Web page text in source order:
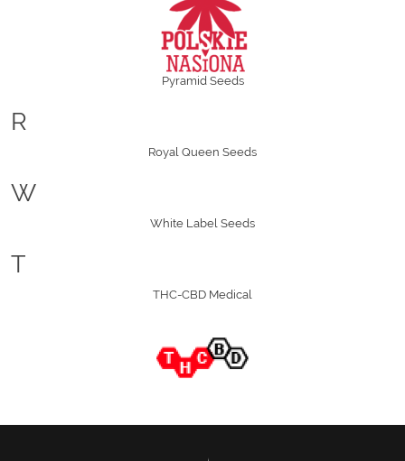
Pyramid Seeds
R
Royal Queen Seeds
W
White Label Seeds
T
THC-CBD Medical